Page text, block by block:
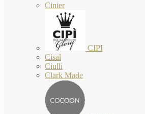
Cinier
CIPI
Cisal
Ciulli
Clark Made